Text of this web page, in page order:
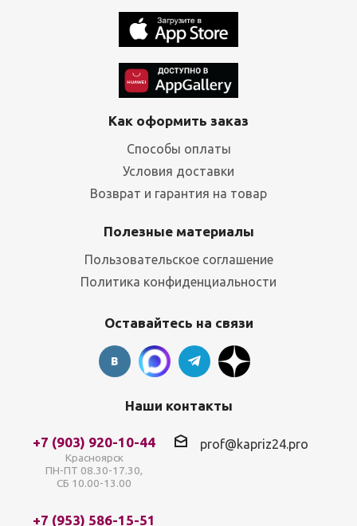
Как оформить заказ
Способы оплаты
Условия доставки
Возврат и гарантия на товар
Полезные материалы
Пользовательское соглашение
Политика конфиденциальности
Оставайтесь на связи
Наши контакты
+7 (903) 920-10-44
Красноярск
ПН-ПТ 08.30-17.30,
СБ 10.00-13.00
+7 (953) 586-15-51
prof@kapriz24.pro